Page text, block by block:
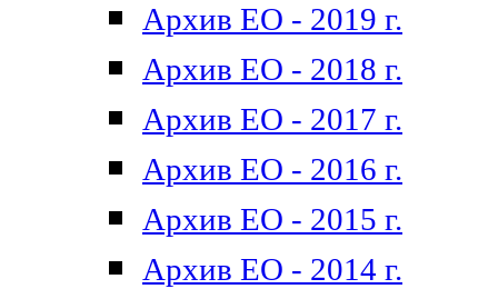
Архив ЕО - 2019 г.
Архив ЕО - 2018 г.
Архив ЕО - 2017 г.
Архив ЕО - 2016 г.
Архив ЕО - 2015 г.
Архив ЕО - 2014 г.